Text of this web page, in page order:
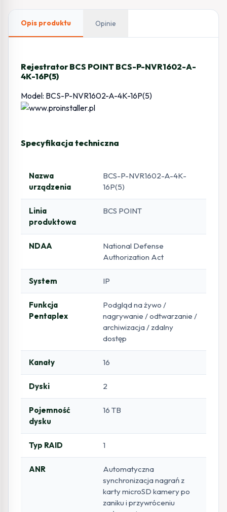
Opis produktu Opinie
Rejestrator BCS POINT BCS-P-NVR1602-A-
4K-16P(5)
Model: BCS-P-NVR1602-A-4K-16P(5)
Specyfikacja techniczna
Nazwa
urządzenia
BCS-P-NVR1602-A-4K-
16P(5)
Linia
produktowa
BCS POINT
NDAA
National Defense
Authorization Act
System IP
Funkcja
Pentaplex
Podgląd na żywo /
nagrywanie / odtwarzanie /
archiwizacja / zdalny
dostęp
Kanały 16
Dyski 2
Pojemność
dysku
16 TB
Typ RAID 1
ANR
Automatyczna
synchronizacja nagrań z
karty microSD kamery po
zaniku i przywróceniu